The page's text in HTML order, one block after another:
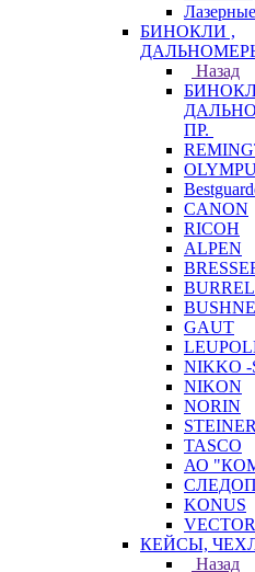
БИНОКЛИ ,
Назад
ПР.
CANON
RICOH
ALPEN
BURREL
GAUT
NIKKO -
NIKON
NORIN
STEINER
TASCO
АО
KONUS
VECTOR
КЕЙСЫ,
Назад